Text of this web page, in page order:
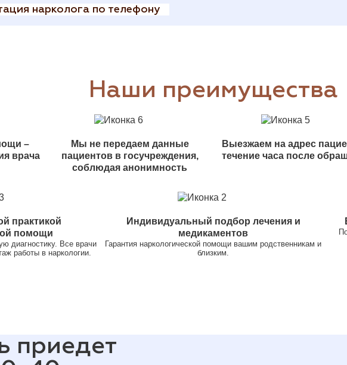
нарколога по телефону
Наши преимущества
–
врача
Мы не передаем данные
пациентов в госучреждения,
соблюдая анонимность
Выезжаем на адрес
течение часа после
практикой
помощи
диагностику. Все врачи
работы в наркологии.
Индивидуальный подбор лечения и
медикаментов
Гарантия наркологической помощи вашим родственникам и
близким.
приедет